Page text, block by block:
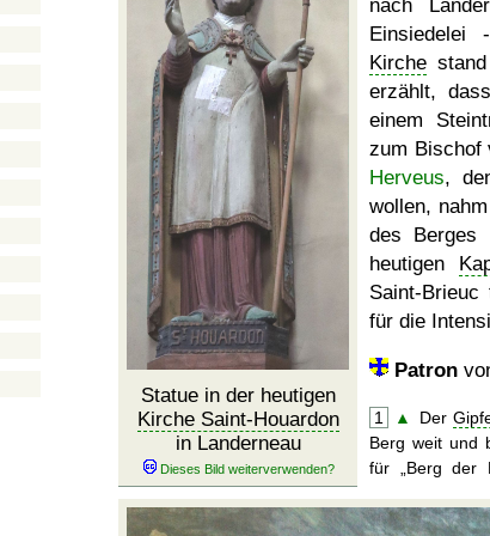
Statue in der heutigen
Kirche Saint-Houardon
in Landerneau
nach
Einsiedelei
Kirche
erzählt,
einem
zum Bischof
Herveus,
wollen,
des
heutigen
Saint-
für die
Patron
1 ▲ Der
Berg weit und
für
Berg der